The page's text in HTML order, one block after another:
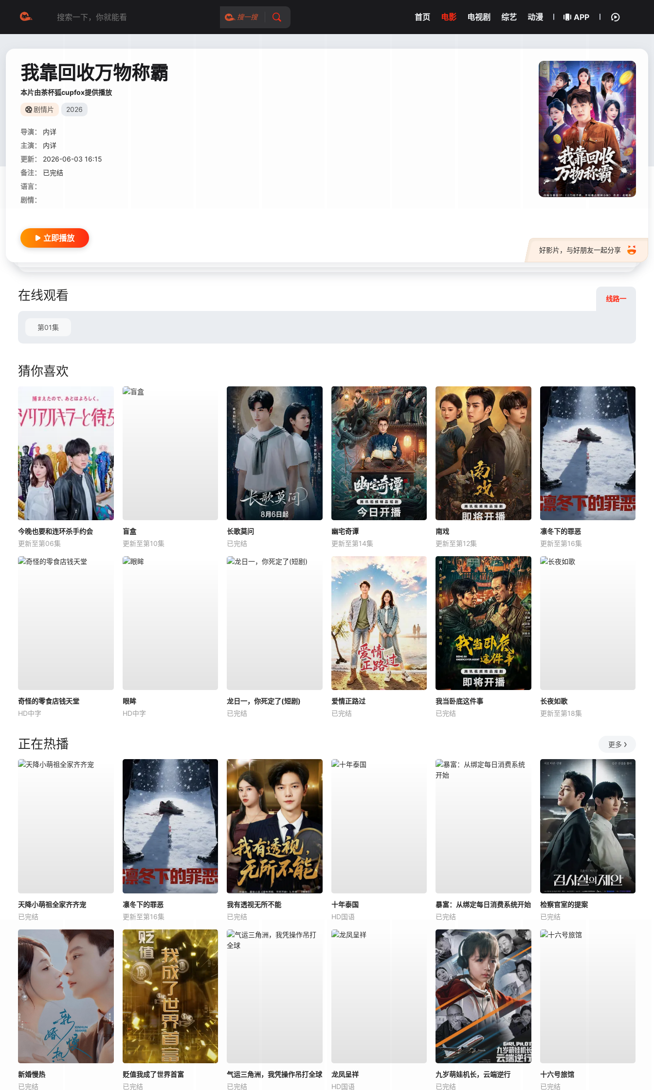
搜一搜 首页 电影 电视剧 综艺 动漫 APP
我靠回收万物称霸
本片由茶杯狐cupfox提供播放
剧情片 2026
导演：
内详
主演：
内详
更新：
2026-06-03 16:15
备注：
已完结
语言：
剧情：
好影片，与好朋友一起分享
立即播放
在线观看 线路一
第01集
猜你喜欢
今晚也要和连环杀手约会
更新至第06集
盲盒
更新至第10集
长歌莫问
已完结
幽宅奇谭
更新至第14集
南戏
更新至第12集
凛冬下的罪恶
更新至第16集
奇怪的零食店钱天堂
HD中字
眼眸
HD中字
龙日一，你死定了(短剧)
已完结
爱情正路过
已完结
我当卧底这件事
已完结
长夜如歌
更新至第18集
正在热播 更多
天降小萌祖全家齐齐宠
已完结
凛冬下的罪恶
更新至第16集
我有透视无所不能
已完结
十年泰国
HD国语
暴富：从绑定每日消费系统开始
已完结
检察官室的提案
已完结
新婚慢热
已完结
贬值我成了世界首富
已完结
气运三角洲，我凭操作吊打全球
已完结
龙凤呈祥
HD国语
九岁萌娃机长，云端逆行
已完结
十六号旅馆
已完结